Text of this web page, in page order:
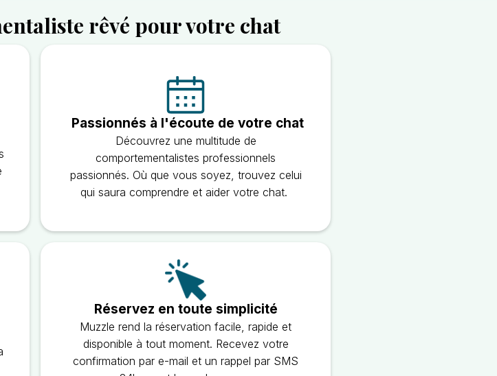
rêvé pour votre chat
Passionnés à l'écoute de votre chat
Découvrez une multitude de
comportementalistes professionnels
passionnés. Où que vous soyez, trouvez celui
qui saura comprendre et aider votre chat.
Réservez en toute simplicité
Muzzle rend la réservation facile, rapide et
disponible à tout moment. Recevez votre
confirmation par e-mail et un rappel par SMS